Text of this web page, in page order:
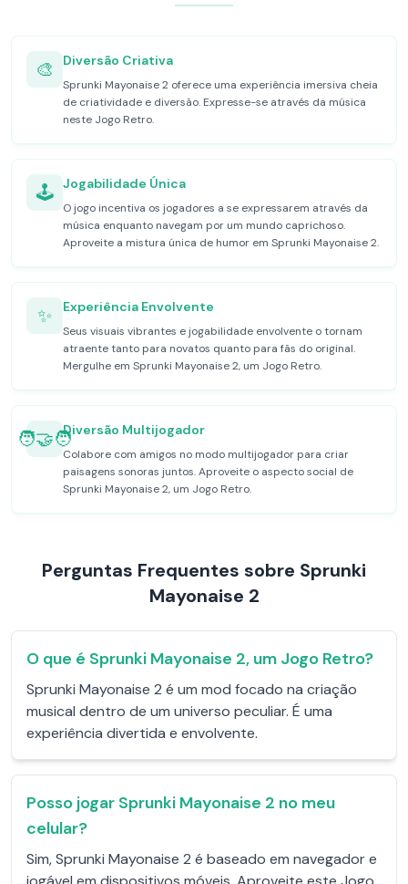
🎨 Diversão Criativa
Sprunki Mayonaise 2 oferece uma experiência imersiva cheia
de criatividade e diversão. Expresse-se através da música
neste Jogo Retro.
🕹️ Jogabilidade Única
O jogo incentiva os jogadores a se expressarem através da
música enquanto navegam por um mundo caprichoso.
Aproveite a mistura única de humor em Sprunki Mayonaise 2.
✨ Experiência Envolvente
Seus visuais vibrantes e jogabilidade envolvente o tornam
atraente tanto para novatos quanto para fãs do original.
Mergulhe em Sprunki Mayonaise 2, um Jogo Retro.
🧑‍🤝‍🧑Diversão Multijogador
Colabore com amigos no modo multijogador para criar
paisagens sonoras juntos. Aproveite o aspecto social de
Sprunki Mayonaise 2, um Jogo Retro.
Perguntas Frequentes sobre Sprunki
Mayonaise 2
O que é Sprunki Mayonaise 2, um Jogo Retro?
Sprunki Mayonaise 2 é um mod focado na criação
musical dentro de um universo peculiar. É uma
experiência divertida e envolvente.
Posso jogar Sprunki Mayonaise 2 no meu
celular?
Sim, Sprunki Mayonaise 2 é baseado em navegador e